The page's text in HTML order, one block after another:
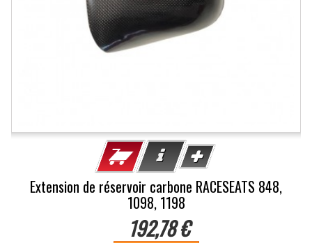
Extension de réservoir carbone RACESEATS 848,
1098, 1198
192,78 €